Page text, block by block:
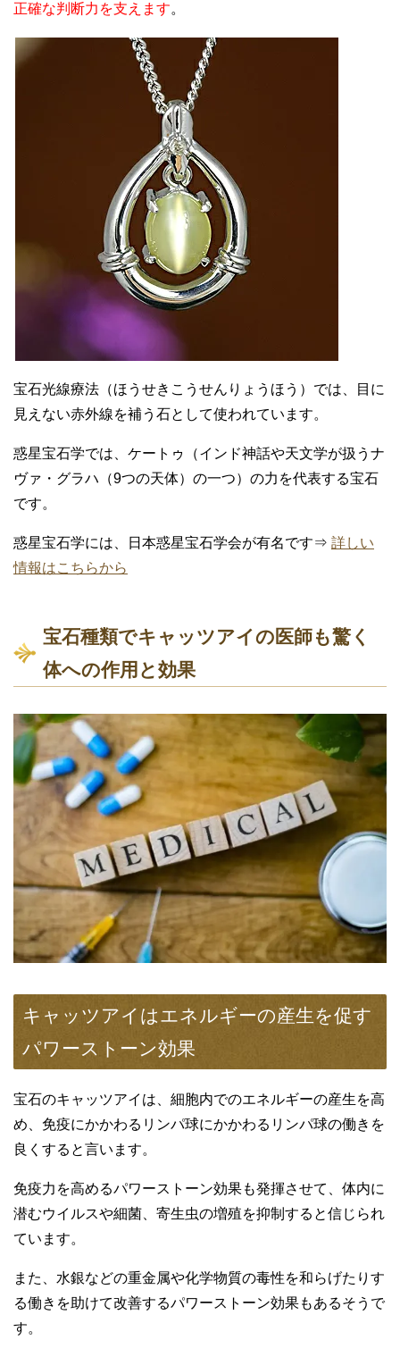
正確な判断力を支えます。
宝石光線療法（ほうせきこうせんりょうほう）では、目に
見えない赤外線を補う石として使われています。
惑星宝石学では、ケートゥ（インド神話や天文学が扱うナ
ヴァ・グラハ（9つの天体）の一つ）の力を代表する宝石
です。
惑星宝石学には、日本惑星宝石学会が有名です⇒ 詳しい
情報はこちらから
宝石種類でキャッツアイの医師も驚く
体への作用と効果
キャッツアイはエネルギーの産生を促す
パワーストーン効果
宝石のキャッツアイは、細胞内でのエネルギーの産生を高
め、免疫にかかわるリンパ球にかかわるリンパ球の働きを
良くすると言います。
免疫力を高めるパワーストーン効果も発揮させて、体内に
潜むウイルスや細菌、寄生虫の増殖を抑制すると信じられ
ています。
また、水銀などの重金属や化学物質の毒性を和らげたりす
る働きを助けて改善するパワーストーン効果もあるそうで
す。